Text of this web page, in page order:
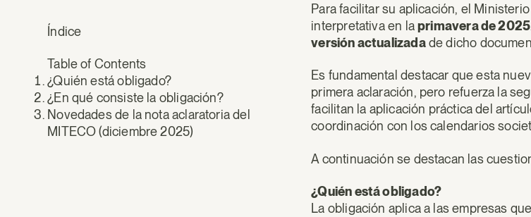
Para facilitar su aplicación, el
interpretativa en laprimavera de 2025
versión actualizadade dicho
Es fundamental destacar que esta
primera aclaración, pero refuerza la
facilitan la aplicación práctica del
coordinación con los calendarios
A continuación se destacan las
¿Quién está obligado?
La obligación aplica a las empresas
Índice
Table of Contents
¿Quién está obligado?
¿En qué consiste la obligación?
Novedades de la nota aclaratoria del
MITECO (diciembre 2025)